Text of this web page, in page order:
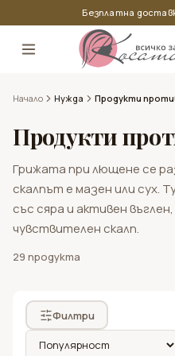
Безплатна
Амонячна боя за коса
Безамонячна боя за коса
Лак за коса
Гел за коса
Продукти за брада
Продукти за тънка коса
Продукти за боядисана коса
Продукти за мазна коса
Nook
Kaaral
Nouvelle
Начало Нужда Продукти
Продукти
Грижата при лющене се
скалпът е мазен или сух.
със сяра и активен
чувствителен скалп.
29 продукта
Филтри